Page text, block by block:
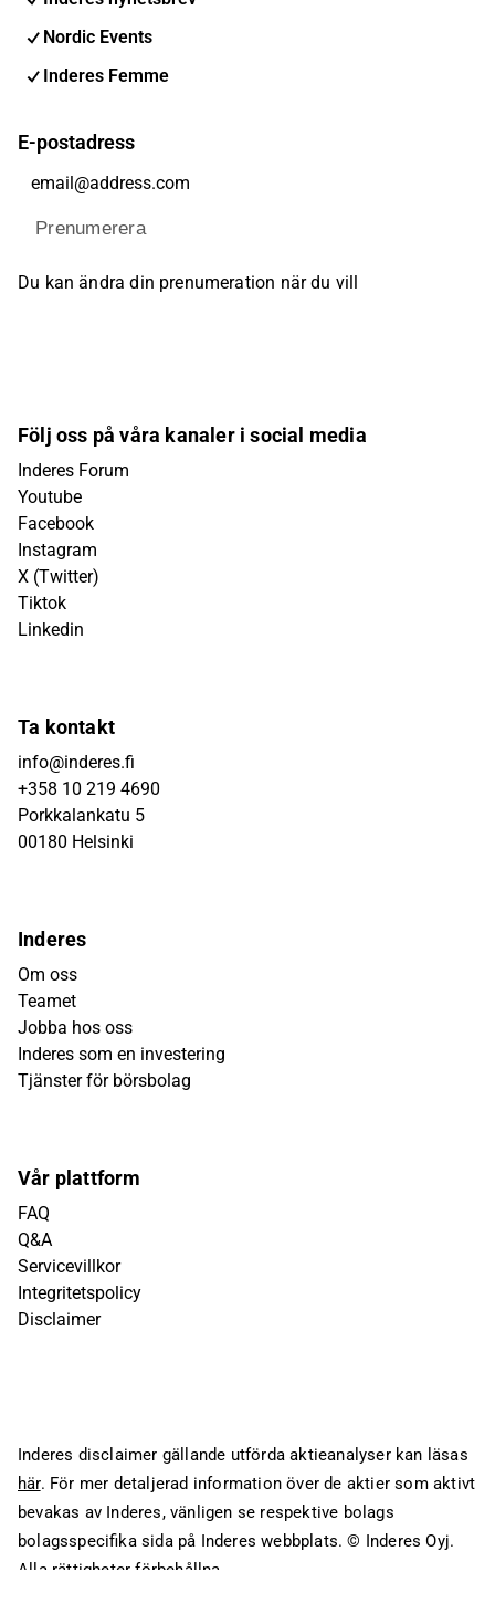
Nordic Events
Inderes Femme
E-postadress
Prenumerera
Du kan ändra din prenumeration när du vill
Följ oss på våra kanaler i social media
Inderes Forum
Youtube
Facebook
Instagram
X (Twitter)
Tiktok
Linkedin
Ta kontakt
info@inderes.fi
+358 10 219 4690
Porkkalankatu 5
00180 Helsinki
Inderes
Om oss
Teamet
Jobba hos oss
Inderes som en investering
Tjänster för börsbolag
Vår plattform
FAQ
Q&A
Servicevillkor
Integritetspolicy
Disclaimer
Inderes disclaimer gällande utförda aktieanalyser kan läsas
här. För mer detaljerad information över de aktier som aktivt
bevakas av Inderes, vänligen se respektive bolags
bolagsspecifika sida på Inderes webbplats. © Inderes Oyj.
Alla rättigheter förbehållna.